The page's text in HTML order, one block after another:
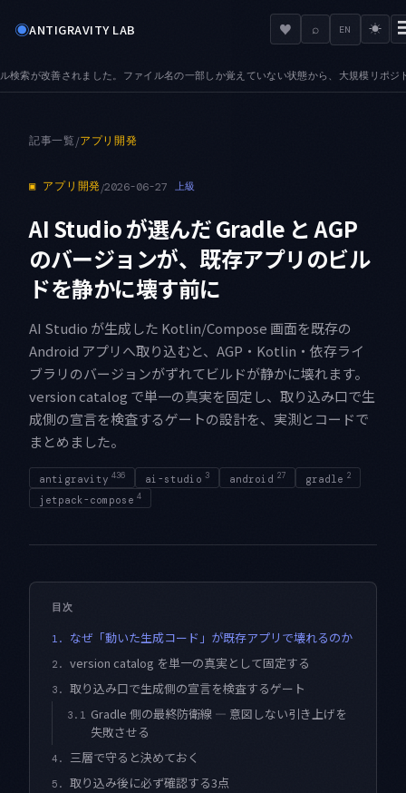
◉ANTIGRAVITY LAB ♥ ⌕ EN ☀
い状態から、大規模リポジトリでも目的のファイルへ辿り着けます AUDIO — 音
記事一覧/アプリ開発
▣ アプリ開発/2026-06-27 上級
AI Studio が選んだ Gradle と AGP
のバージョンが、既存アプリのビル
ドを静かに壊す前に
AI Studio が生成した Kotlin/Compose 画面を既存の
Android アプリへ取り込むと、AGP・Kotlin・依存ライ
ブラリのバージョンがずれてビルドが静かに壊れます。
version catalog で単一の真実を固定し、取り込み口で生
成側の宣言を検査するゲートの設計を、実測とコードで
まとめました。
antigravity 436 ai-studio 3 android 27 gradle 2
jetpack-compose 4
目次
1. なぜ「動いた生成コード」が既存アプリで壊れるのか
2. version catalog を単一の真実として固定する
3. 取り込み口で生成側の宣言を検査するゲート
3.1 Gradle 側の最終防衛線 — 意図しない引き上げを
失敗させる
4. 三層で守ると決めておく
5. 取り込み後に必ず確認する3点